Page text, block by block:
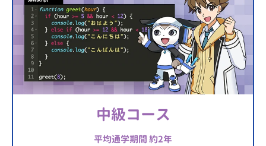
中級コース
平均通学期間 約2年